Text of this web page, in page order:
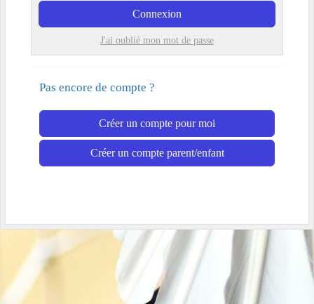
Connexion
J'ai oublié mon mot de passe
Pas encore de compte ?
Créer un compte pour moi
Créer un compte parent/enfant